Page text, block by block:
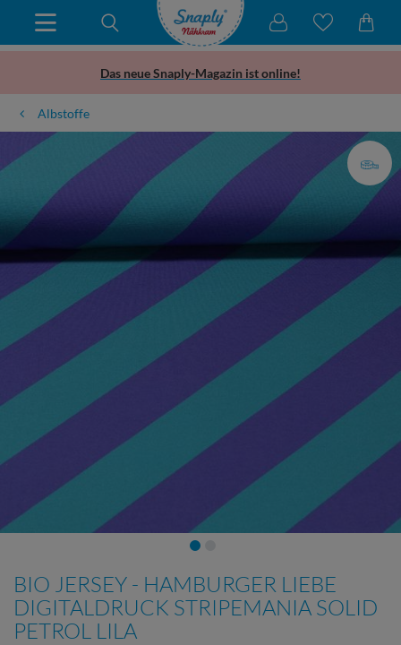
Das neue Snaply-Magazin ist online!
Albstoffe
BIO JERSEY - HAMBURGER LIEBE
DIGITALDRUCK STRIPEMANIA SOLID
PETROL LILA